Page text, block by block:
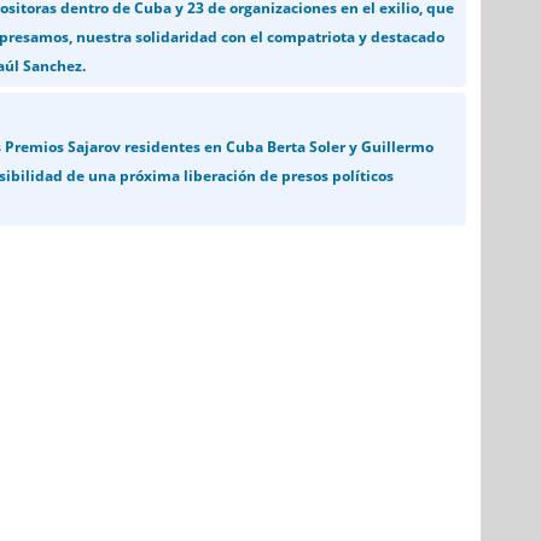
dentro de Cuba y 23 de organizaciones en el exilio, que
nuestra solidaridad con el compatriota y destacado
Sanchez.
Sajarov residentes en Cuba Berta Soler y Guillermo
de una próxima liberación de presos políticos